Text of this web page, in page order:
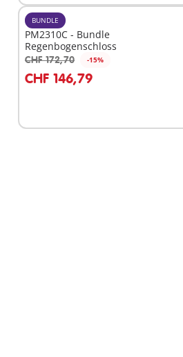
BUNDLE
PM2310C - Bundle
Regenbogenschloss
CHF 172,70 -15%
CHF 146,79